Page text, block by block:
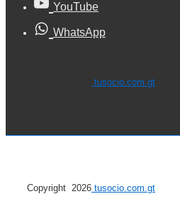
YouTube
WhatsApp
tusocio.com.gt
Copyright 2026 tusocio.com.gt